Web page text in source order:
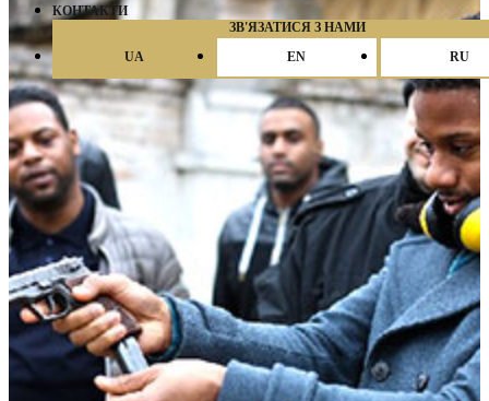
КОНТАКТИ
ЗВ'ЯЗАТИСЯ З НАМИ
UA
EN RU